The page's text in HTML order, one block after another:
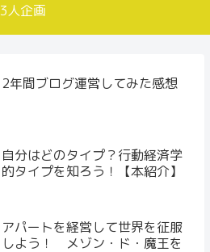
3人企画
2年間ブログ運営してみた感想
自分はどのタイプ？行動経済学
的タイプを知ろう！【本紹介】
アパートを経営して世界を征服
しよう！ メゾン・ド・魔王を